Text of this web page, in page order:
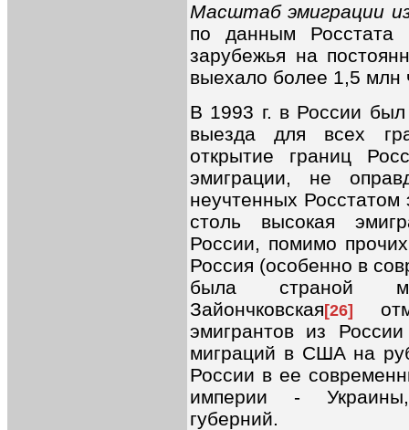
Масштаб эмиграции
по данным Росстата
зарубежья на
выехало более 1,5 млн
В 1993 г. в России был
выезда для всех
открытие границ
эмиграции, не
неучтенных Росстатом
столь высокая
России, помимо
Россия (особенно в
была страной
Зайончковская[26]
эмигрантов из
миграций в США на
России в ее
империи - Украины,
губерний.